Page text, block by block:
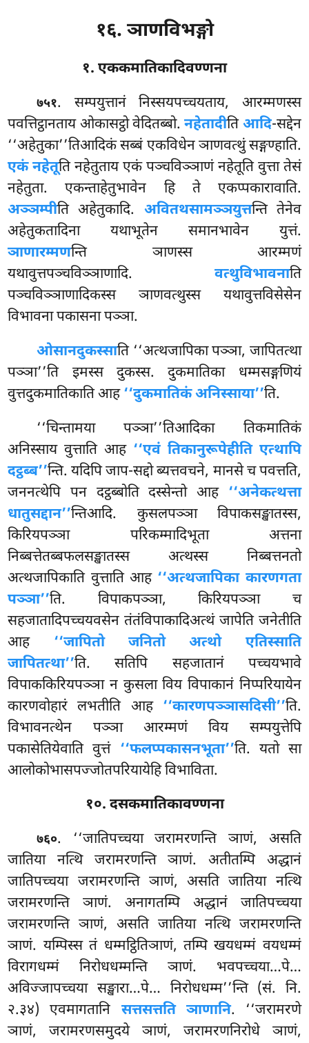
१६. ञाणविभङ्गो
१. एककमातिकादिवण्णना
७५१. सम्पयुत्तानंनिस्सयपच्चयताय, आरम्मणस्स
पवत्तिट्ठानताय ओकासट्ठो वेदितब्बो.नहेतादीतिआदि-सद्देन
‘‘अहेतुका’’तिआदिकं सब्बं एकविधेन ञाणवत्थुं सङ्गण्हाति.
एकं नहेतूति नहेतुताय एकं पञ्चविञ्ञाणं नहेतूति वुत्ता तेसं
नहेतुता. एकन्ताहेतुभावेन हि ते एकप्पकारावाति.
अञ्ञम्पीति अहेतुकादि. अवितथसामञ्ञयुत्तन्ति तेनेव
अहेतुकतादिना यथाभूतेन समानभावेन युत्तं.
ञाणारम्मणन्ति ञाणस्स आरम्मणं
यथावुत्तपञ्चविञ्ञाणादि. वत्थुविभावनाति
पञ्चविञ्ञाणादिकस्स ञाणवत्थुस्स यथावुत्तविसेसेन
विभावना पकासना पञ्ञा.
ओसानदुकस्साति ‘‘अत्थजापिका पञ्ञा, जापितत्था
पञ्ञा’’ति इमस्स दुकस्स. दुकमातिका धम्मसङ्गणियं
वुत्तदुकमातिकाति आह‘‘दुकमातिकं अनिस्साया’’ति.
‘‘चिन्तामया पञ्ञा’’तिआदिका तिकमातिकं
अनिस्साय वुत्ताति आह ‘‘एवं तिकानुरूपेहीति एत्थापि
दट्ठब्ब’’न्ति. यदिपि जाप-सद्दो ब्यत्तवचने, मानसे च पवत्तति,
जननत्थेपि पन दट्ठब्बोति दस्सेन्तो आह ‘‘अनेकत्थत्ता
धातुसद्दान’’न्तिआदि. कुसलपञ्ञा विपाकसङ्खातस्स,
किरियपञ्ञा परिकम्मादिभूता अत्तना
निब्बत्तेतब्बफलसङ्खातस्स अत्थस्स निब्बत्तनतो
अत्थजापिकाति वुत्ताति आह ‘‘अत्थजापिका कारणगता
पञ्ञा’’ति. विपाकपञ्ञा, किरियपञ्ञा च
सहजातादिपच्चयवसेन तंतंविपाकादिअत्थं जापेति जनेतीति
आह ‘‘जापितो जनितो अत्थो एतिस्साति
जापितत्था’’ति. सतिपि सहजातानं पच्चयभावे
विपाककिरियपञ्ञा न कुसला विय विपाकानं निप्परियायेन
कारणवोहारं लभतीति आह ‘‘कारणपञ्ञासदिसी’’ति.
विभावनत्थेन पञ्ञा आरम्मणं विय सम्पयुत्तेपि
पकासेतियेवाति वुत्तं ‘‘फलप्पकासनभूता’’ति. यतो सा
आलोकोभासपज्जोतपरियायेहि विभाविता.
१०. दसकमातिकावण्णना
७६०. ‘‘जातिपच्चयाजरामरणन्ति ञाणं, असति
जातिया नत्थि जरामरणन्ति ञाणं. अतीतम्पि अद्धानं
जातिपच्चया जरामरणन्ति ञाणं, असति जातिया नत्थि
जरामरणन्ति ञाणं. अनागतम्पि अद्धानं जातिपच्चया
जरामरणन्ति ञाणं, असति जातिया नत्थि जरामरणन्ति
ञाणं. यम्पिस्स तं धम्मट्ठितिञाणं, तम्पि खयधम्मं वयधम्मं
विरागधम्मं निरोधधम्मन्ति ञाणं. भवपच्चया…पे…
अविज्जापच्चया सङ्खारा…पे… निरोधधम्म’’न्ति (सं. नि.
२.३४) एवमागतानि सत्तसत्तति ञाणानि. ‘‘जरामरणे
ञाणं, जरामरणसमुदये ञाणं, जरामरणनिरोधे ञाणं,